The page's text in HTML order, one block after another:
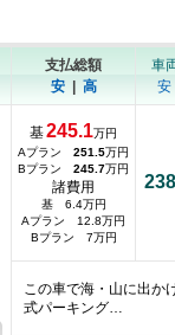
支払総額
安| 高
車
安
基245.1万円
Aプラン 251.5万円
Bプラン 245.7万円
諸費用
基 6.4万円
Aプラン 12.8万円
Bプラン 7万円
この車で海・山に出
式パーキング…